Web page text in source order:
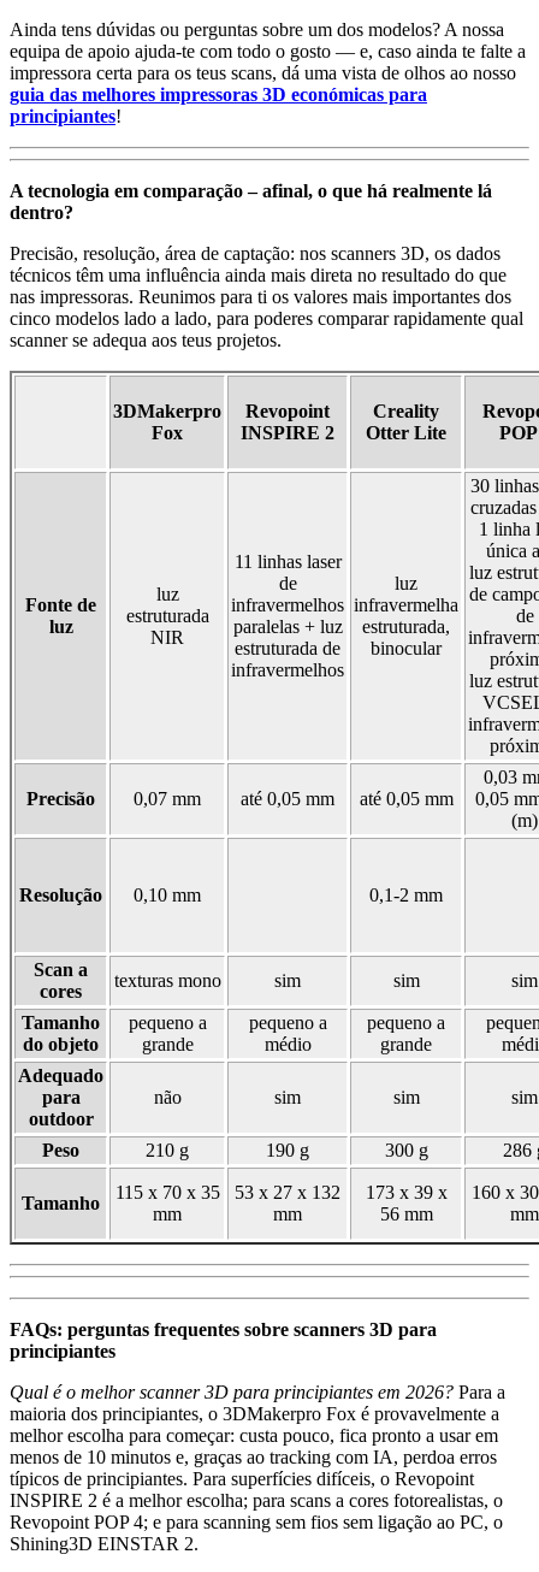
Ainda tens dúvidas ou perguntas sobre um dos modelos? A nossa
equipa de apoio ajuda-te com todo o gosto — e, caso ainda te falte a
impressora certa para os teus scans, dá uma vista de olhos ao nosso
guia das melhores impressoras 3D económicas para
principiantes!
A tecnologia em comparação – afinal, o que há realmente lá
dentro?
Precisão, resolução, área de captação: nos scanners 3D, os dados
técnicos têm uma influência ainda mais direta no resultado do que
nas impressoras. Reunimos para ti os valores mais importantes dos
cinco modelos lado a lado, para poderes comparar rapidamente qual
scanner se adequa aos teus projetos.
3DMakerpro
Fox
Revopoint
INSPIRE 2
Creality
Otter Lite
Fonte de
luz
luz
estruturada
NIR
11 linhas laser
de
infravermelhos
paralelas + luz
estruturada de
infravermelhos
luz
infravermelha
estruturada,
binocular
30
1 linha
única
luz
de
de
luz
Precisão 0,07 mm até 0,05 mm até 0,05 mm
0,03
0,05
(m)
Resolução 0,10 mm 0,1-2 mm
Scan a
cores
texturas mono sim sim sim
Tamanho
do objeto
pequeno a
grande
pequeno a
médio
pequeno a
grande
Adequado
para
outdoor
não sim sim sim
Peso 210 g 190 g 300 g 286
Tamanho
115 x 70 x 35
mm
53 x 27 x 132
mm
173 x 39 x
56 mm
160 x
mm
FAQs: perguntas frequentes sobre scanners 3D para
principiantes
Qual é o melhor scanner 3D para principiantes em 2026? Para a
maioria dos principiantes, o 3DMakerpro Fox é provavelmente a
melhor escolha para começar: custa pouco, fica pronto a usar em
menos de 10 minutos e, graças ao tracking com IA, perdoa erros
típicos de principiantes. Para superfícies difíceis, o Revopoint
INSPIRE 2 é a melhor escolha; para scans a cores fotorealistas, o
Revopoint POP 4; e para scanning sem fios sem ligação ao PC, o
Shining3D EINSTAR 2.